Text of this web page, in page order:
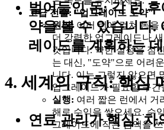
벌어들인 돈:각 런 후
약을 볼 수 있습니다.
레이드를 계획하는
4. 세계의 규칙: 핵심
연료 관리가 핵심:차
고급 전술: "업그레이드 도약"
원리:여러 런에 걸쳐 돈을
더 강력한 업그레이드나
것입니다. 약한 설정을 점
는 대신, "도약"으로 어려
니다. 이는 그렇지 않으면
업그레이드가 필요할 구간
실행: 여러 짧은 런에서 거
해로 수익을 쌓으세요. 수
그레이드에 작은 금액을